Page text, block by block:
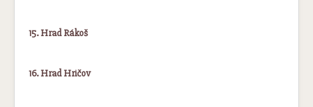
15. Hrad Rákoš
16. Hrad Hričov